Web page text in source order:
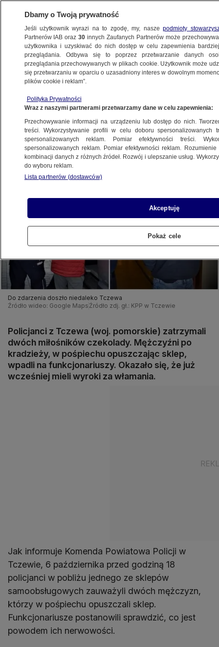
TRÓJMIASTO
wybiegli wprost na policjantów
10.10.2021, 15:00
Udostępnij
Do zdarzenia doszło niedaleko Tczewa
Źródło wideo: Google Maps Źródło zdj. gł.: KPP w Tczewie
Policjanci z Tczewa (woj. pomorskie) zatrzymali
dwóch miłośników czekolady. Mężczyźni po
kradzieży, w pośpiechu opuszczając sklep,
wpadli na funkcjonariuszy. Okazało się, że już
wcześniej mieli wyroki za włamania.
Jak informuje Komenda Powiatowa Policji w
Tczewie, 6 października przed godziną 18
policjanci w pobliżu jednego ze sklepów
samoobsługowych zauważyli dwóch mężczyzn,
którzy w pośpiechu opuszczali sklep.
Funkcjonariusze postanowili sprawdzić, co jest
Dbamy o Twoją prywatność
Jeśli użytkownik wyrazi na to zgodę, my, naszepodmioty
Partnerów IAB oraz30 innych Zaufanych Partnerów może
użytkownika i uzyskiwać do nich dostęp w celu zapewnienia
przeglądania. Odbywa się to poprzez przetwarzanie danych
przeglądania przechowywanych w plikach cookie. Użytkownik może
się przetwarzaniu w oparciu o uzasadniony interes w dowolnym
plików cookie i reklam”.
Polityka Prywatności
Wraz z naszymi partnerami przetwarzamy dane w celu zapewnienia:
Przechowywanie informacji na urządzeniu lub dostęp do nich.
treści. Wykorzystywanie profili w celu doboru spersonalizowanych
spersonalizowanych reklam. Pomiar efektywności treści.
spersonalizowanych reklam. Pomiar efektywności reklam.
kombinacji danych z różnych źródeł. Rozwój i ulepszanie usług.
do wyboru reklam.
Lista partnerów (dostawców)
Akceptuję
Pokaż cele